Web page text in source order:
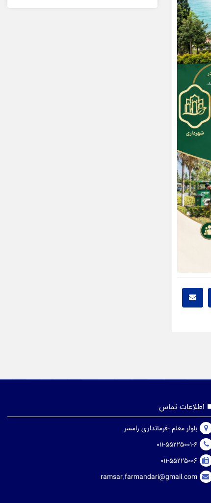
اطلاعات تماس
بلوار معلم -فرمانداری رامسر
011-55225001-6
011-55225006
ramsar.farmandari@gmail.com